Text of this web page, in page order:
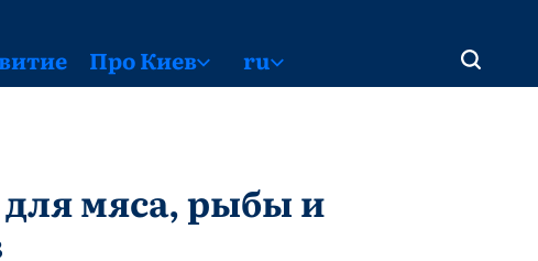
Про Киев ru
мяса, рыбы и